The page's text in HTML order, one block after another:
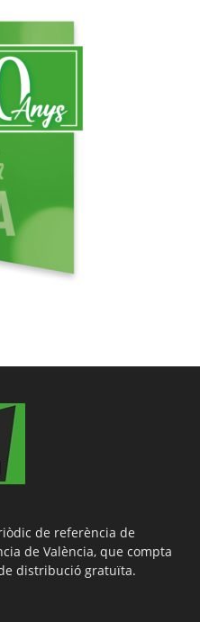
de referència de
de València, que compta
distribució gratuïta.